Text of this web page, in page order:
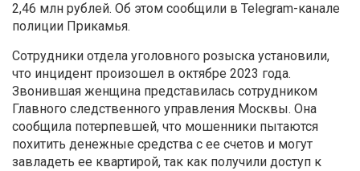
2,46 млн рублей. Об этом сообщили в Telegram-канале
полиции Прикамья.
Сотрудники отдела уголовного розыска установили,
что инцидент произошел в октябре 2023 года.
Звонившая женщина представилась сотрудником
Главного следственного управления Москвы. Она
сообщила потерпевшей, что мошенники пытаются
похитить денежные средства с ее счетов и могут
завладеть ее квартирой, так как получили доступ к